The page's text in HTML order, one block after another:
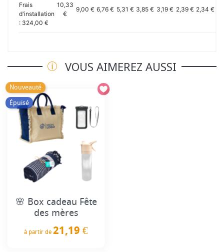
Frais
d'installation
: 324,00 €
10,33
€
9,00 € 6,76 € 5,31 € 3,85 € 3,19 € 2,39 € 2,34 €
VOUS AIMEREZ AUSSI
Nouveauté
Épuisé
🌸 Box cadeau Fête
des mères
à partir de 21,19 €